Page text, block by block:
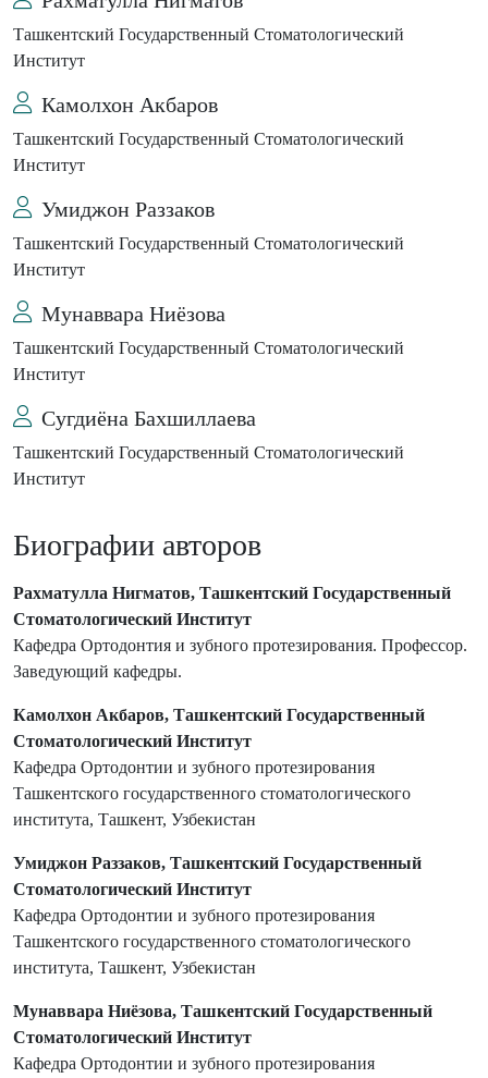
Ташкентский Государственный Стоматологический
Институт
Камолхон Акбаров
Ташкентский Государственный Стоматологический
Институт
Умиджон Раззаков
Ташкентский Государственный Стоматологический
Институт
Мунаввара Ниёзова
Ташкентский Государственный Стоматологический
Институт
Сугдиёна Бахшиллаева
Ташкентский Государственный Стоматологический
Институт
Биографии авторов
Рахматулла Нигматов, Ташкентский Государственный
Стоматологический Институт
Кафедра Ортодонтия и зубного протезирования. Профессор.
Заведующий кафедры.
Камолхон Акбаров, Ташкентский Государственный
Стоматологический Институт
Кафедра Ортодонтии и зубного протезирования
Ташкентского государственного стоматологического
института, Ташкент, Узбекистан
Умиджон Раззаков, Ташкентский Государственный
Стоматологический Институт
Кафедра Ортодонтии и зубного протезирования
Ташкентского государственного стоматологического
института, Ташкент, Узбекистан
Мунаввара Ниёзова, Ташкентский Государственный
Стоматологический Институт
Кафедра Ортодонтии и зубного протезирования